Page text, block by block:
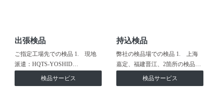
出張検品
ご指定工場先での検品 1. 現地
派遣：HQTS-YOSHID…
検品サービス
持込検品
弊社の検品場での検品 1. 上海
嘉定、福建晋江、2箇所の検品…
検品サービス